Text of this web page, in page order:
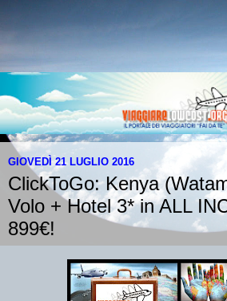
GIOVEDÌ 21 LUGLIO 2016
ClickToGo: Kenya
Volo + Hotel 3* in ALL
899€!